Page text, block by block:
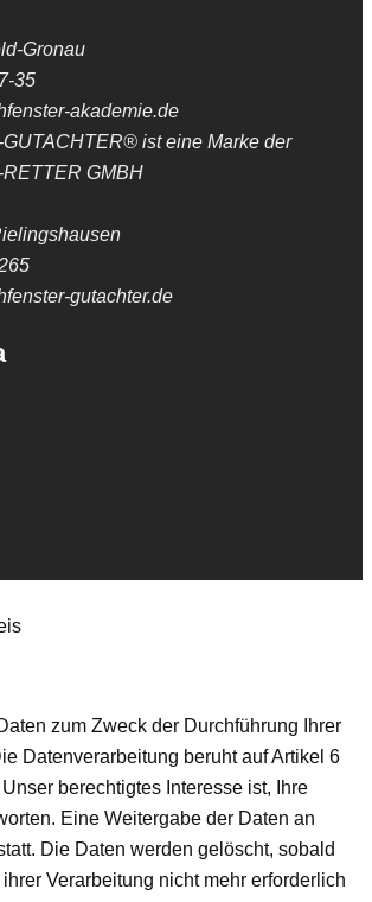
Gronau
35
akademie.de
ist eine Marke der
GMBH
gutachter.de
zum Zweck der Durchführung Ihrer
Datenverarbeitung beruht auf Artikel 6
berechtigtes Interesse ist, Ihre
Eine Weitergabe der Daten an
Die Daten werden gelöscht, sobald
Verarbeitung nicht mehr erforderlich